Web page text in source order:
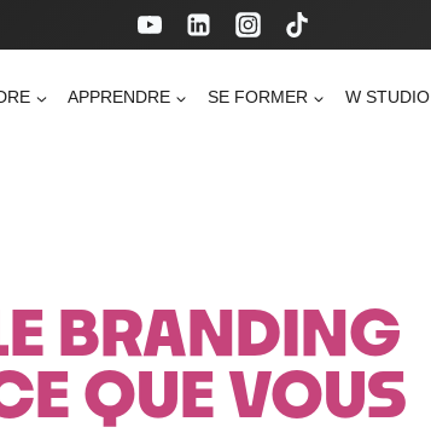
APPRENDRE SE FORMER W STUDIO
BRANDING
QUE VOUS